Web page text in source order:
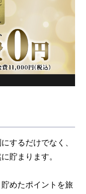
するだけでなく、
貯まります。
めたポイントを旅